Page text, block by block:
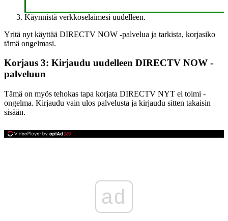
Käynnistä verkkoselaimesi uudelleen.
Yritä nyt käyttää DIRECTV NOW -palvelua ja tarkista, korjasiko
tämä ongelmasi.
Korjaus 3: Kirjaudu uudelleen DIRECTV NOW -
palveluun
Tämä on myös tehokas tapa korjata DIRECTV NYT ei toimi -
ongelma. Kirjaudu vain ulos palvelusta ja kirjaudu sitten takaisin
sisään.
ad